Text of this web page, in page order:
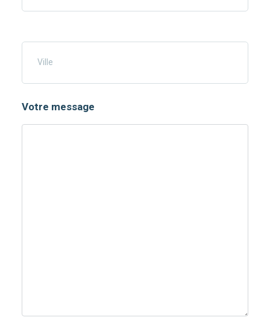
Ville
Votre message